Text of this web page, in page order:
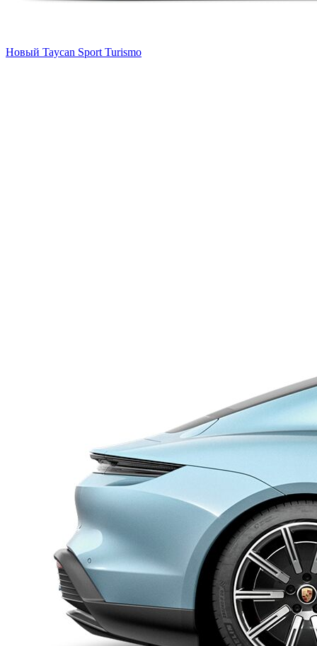
Новый Taycan Sport Turismo